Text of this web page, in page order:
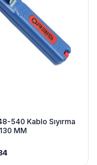
540 Kablo Sıyırma
MM